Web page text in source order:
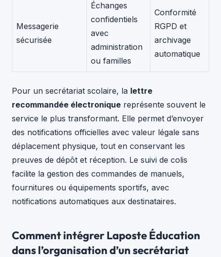
Messagerie
sécurisée
Échanges
confidentiels
avec
administration
ou familles
Conformité
RGPD et
archivage
automatique
Pour un secrétariat scolaire, la lettre
recommandée électronique représente souvent le
service le plus transformant. Elle permet d’envoyer
des notifications officielles avec valeur légale sans
déplacement physique, tout en conservant les
preuves de dépôt et réception. Le suivi de colis
facilite la gestion des commandes de manuels,
fournitures ou équipements sportifs, avec
notifications automatiques aux destinataires.
Comment intégrer Laposte Éducation
dans l’organisation d’un secrétariat